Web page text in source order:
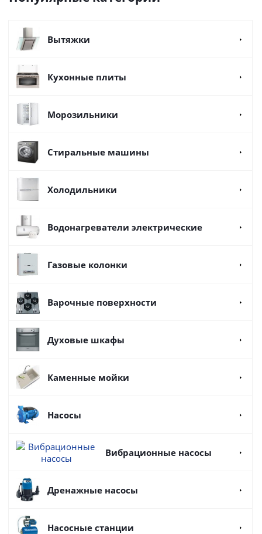
Вытяжки
Кухонные плиты
Морозильники
Стиральные машины
Холодильники
Водонагреватели электрические
Газовые колонки
Варочные поверхности
Духовые шкафы
Каменные мойки
Насосы
Вибрационные насосы
Дренажные насосы
Насосные станции